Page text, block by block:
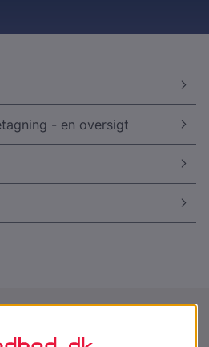
- en oversigt